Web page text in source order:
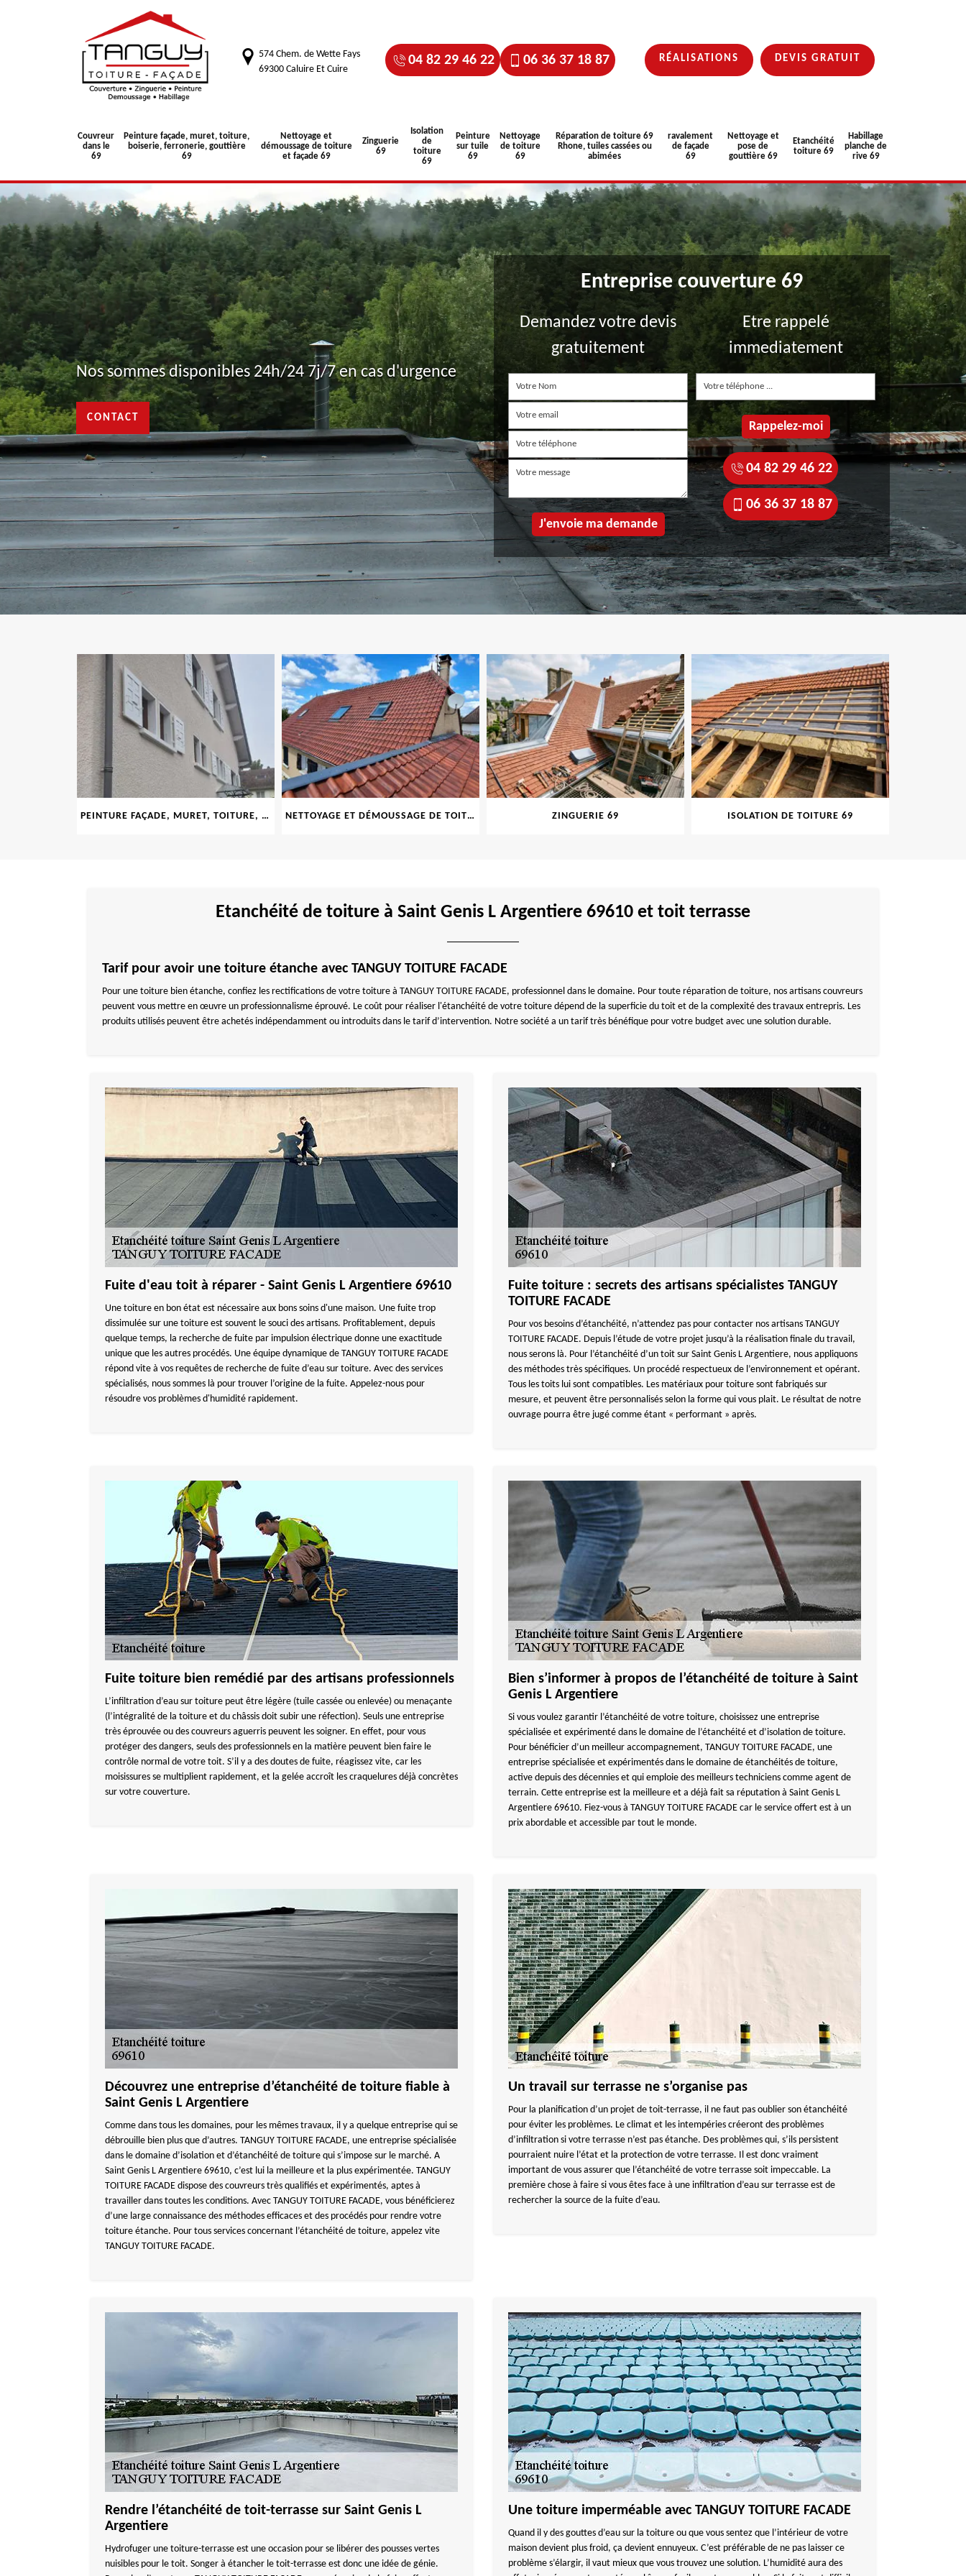
574 Chem. de Wette Fays
69300 Caluire Et Cuire
04 82 29 46 22 06 36 37 18 87 RÉALISATIONS DEVIS GRATUIT
Couvreur
dans le
69
Peinture façade, muret, toiture,
boiserie, ferronerie, gouttière
69
Nettoyage et
démoussage de toiture
et façade 69
Zinguerie
69
Isolation
de
toiture
69
Peinture
sur tuile
69
Nettoyage
de toiture
69
Réparation de toiture 69
Rhone, tuiles cassées ou
abimées
ravalement
de façade
69
Nettoyage et
pose de
gouttière 69
Etanchéité
toiture 69
Habillage
planche de
rive 69
Nos sommes disponibles 24h/24 7j/7 en cas d'urgence
CONTACT
Entreprise couverture 69
Demandez votre devis
gratuitement
Etre rappelé
immediatement
04 82 29 46 22
06 36 37 18 87
PEINTURE FAÇADE, MURET, TOITURE, BOISERIE, FERRONERIE, GOUTTIÈRE 69 NETTOYAGE ET DÉMOUSSAGE DE TOITURE ET FAÇADE 69 ZINGUERIE 69 ISOLATION DE TOITURE 69
Etanchéité de toiture à Saint Genis L Argentiere 69610 et toit terrasse
Tarif pour avoir une toiture étanche avec TANGUY TOITURE FACADE
Pour une toiture bien étanche, confiez les rectifications de votre toiture à TANGUY TOITURE FACADE, professionnel dans le domaine. Pour toute réparation de toiture, nos artisans couvreurs
peuvent vous mettre en œuvre un professionnalisme éprouvé. Le coût pour réaliser l'étanchéité de votre toiture dépend de la superficie du toit et de la complexité des travaux entrepris. Les
produits utilisés peuvent être achetés indépendamment ou introduits dans le tarif d’intervention. Notre société a un tarif très bénéfique pour votre budget avec une solution durable.
Fuite d'eau toit à réparer - Saint Genis L Argentiere 69610
Une toiture en bon état est nécessaire aux bons soins d'une maison. Une fuite trop
dissimulée sur une toiture est souvent le souci des artisans. Profitablement, depuis
quelque temps, la recherche de fuite par impulsion électrique donne une exactitude
unique que les autres procédés. Une équipe dynamique de TANGUY TOITURE FACADE
répond vite à vos requêtes de recherche de fuite d’eau sur toiture. Avec des services
spécialisés, nous sommes là pour trouver l’origine de la fuite. Appelez-nous pour
résoudre vos problèmes d'humidité rapidement.
Fuite toiture : secrets des artisans spécialistes TANGUY
TOITURE FACADE
Pour vos besoins d’étanchéité, n’attendez pas pour contacter nos artisans TANGUY
TOITURE FACADE. Depuis l’étude de votre projet jusqu’à la réalisation finale du travail,
nous serons là. Pour l’étanchéité d’un toit sur Saint Genis L Argentiere, nous appliquons
des méthodes très spécifiques. Un procédé respectueux de l’environnement et opérant.
Tous les toits lui sont compatibles. Les matériaux pour toiture sont fabriqués sur
mesure, et peuvent être personnalisés selon la forme qui vous plait. Le résultat de notre
ouvrage pourra être jugé comme étant « performant » après.
Fuite toiture bien remédié par des artisans professionnels
L’infiltration d’eau sur toiture peut être légère (tuile cassée ou enlevée) ou menaçante
(l’intégralité de la toiture et du châssis doit subir une réfection). Seuls une entreprise
très éprouvée ou des couvreurs aguerris peuvent les soigner. En effet, pour vous
protéger des dangers, seuls des professionnels en la matière peuvent bien faire le
contrôle normal de votre toit. S’il y a des doutes de fuite, réagissez vite, car les
moisissures se multiplient rapidement, et la gelée accroît les craquelures déjà concrètes
sur votre couverture.
Bien s’informer à propos de l’étanchéité de toiture à Saint
Genis L Argentiere
Si vous voulez garantir l’étanchéité de votre toiture, choisissez une entreprise
spécialisée et expérimenté dans le domaine de l’étanchéité et d’isolation de toiture.
Pour bénéficier d’un meilleur accompagnement, TANGUY TOITURE FACADE, une
entreprise spécialisée et expérimentés dans le domaine de étanchéités de toiture,
active depuis des décennies et qui emploie des meilleurs techniciens comme agent de
terrain. Cette entreprise est la meilleure et a déjà fait sa réputation à Saint Genis L
Argentiere 69610. Fiez-vous à TANGUY TOITURE FACADE car le service offert est à un
prix abordable et accessible par tout le monde.
Découvrez une entreprise d’étanchéité de toiture fiable à
Saint Genis L Argentiere
Comme dans tous les domaines, pour les mêmes travaux, il y a quelque entreprise qui se
débrouille bien plus que d’autres. TANGUY TOITURE FACADE, une entreprise spécialisée
dans le domaine d’isolation et d’étanchéité de toiture qui s’impose sur le marché. A
Saint Genis L Argentiere 69610, c’est lui la meilleure et la plus expérimentée. TANGUY
TOITURE FACADE dispose des couvreurs très qualifiés et expérimentés, aptes à
travailler dans toutes les conditions. Avec TANGUY TOITURE FACADE, vous bénéficierez
d’une large connaissance des méthodes efficaces et des procédés pour rendre votre
toiture étanche. Pour tous services concernant l’étanchéité de toiture, appelez vite
TANGUY TOITURE FACADE.
Un travail sur terrasse ne s’organise pas
Pour la planification d’un projet de toit-terrasse, il ne faut pas oublier son étanchéité
pour éviter les problèmes. Le climat et les intempéries créeront des problèmes
d’infiltration si votre terrasse n’est pas étanche. Des problèmes qui, s’ils persistent
pourraient nuire l’état et la protection de votre terrasse. Il est donc vraiment
important de vous assurer que l’étanchéité de votre terrasse soit impeccable. La
première chose à faire si vous êtes face à une infiltration d’eau sur terrasse est de
rechercher la source de la fuite d’eau.
Rendre l’étanchéité de toit-terrasse sur Saint Genis L
Argentiere
Hydrofuger une toiture-terrasse est une occasion pour se libérer des pousses vertes
nuisibles pour le toit. Songer à étancher le toit-terrasse est donc une idée de génie.
Une toiture imperméable avec TANGUY TOITURE FACADE
Quand il y des gouttes d’eau sur la toiture ou que vous sentez que l’intérieur de votre
maison devient plus froid, ça devient ennuyeux. C’est préférable de ne pas laisser ce
problème s’élargir, il vaut mieux que vous trouvez une solution. L’humidité aura des